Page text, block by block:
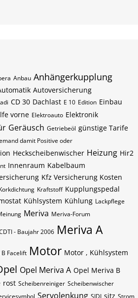
Anbau Anhängerkupplung
Autoversicherung
CD 30 Dachlast E 10 Edition Einbau
vorne Elektroauto Elektronik
Geräusch Getriebeöl günstige Tarife
damit Positive oder
Heckscheibenwischer Heizung Hir2
Innenraum Kabelbaum
Kfz Versicherung Kosten
Kraftstoff Kupplungspedal
Kühlsystem Kühlung Lackpflege
Meriva Meriva-Forum
- Baujahr 2006 Meriva A
Facelift Motor Motor , Kühlsystem
Opel Meriva A Opel Meriva B
rost Scheibenreiniger Scheibenwischer
Servolenkung SIDI sitz Strom